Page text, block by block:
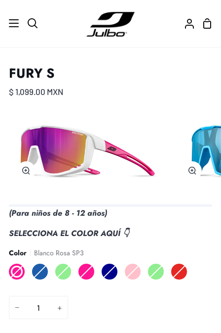
directamente
Buscar
Mi
FURY S
$ 1,099.00 MXN
(Para niños de 8 - 12 años)
SELECCIONA EL COLOR AQUÍ 👇
Color
Blanco Rosa SP3
Blanco
Rosa
SP3
Azul
SP3
Gris
Menta
SP3
Negro
Rosa
SP3
Azul
Oscuro
SP3
Rosa
Menta
pastel
Blanco
Menta
SP3
Rojo
Negro
SP3
− +